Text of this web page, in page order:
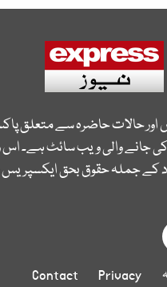
اور حالات حاضرہ سے متعلق
جانے والی ویب سائٹ ہے۔
کے جملہ حقوق بحق ایکسپریس
Privacy
Contact